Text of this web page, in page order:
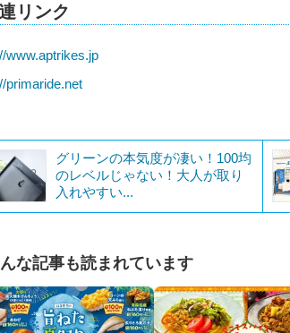
リンク
www.aptrikes.jp
primaride.net
グリーンの本気度が凄い！100均
のレベルじゃない！大人が取り
入れやすい...
な記事も読まれています